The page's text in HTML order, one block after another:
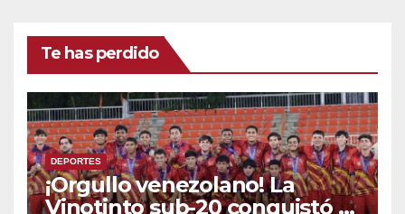
Te has perdido
DEPORTES
¡Orgullo venezolano! La
Vinotinto sub-20 conquistó el